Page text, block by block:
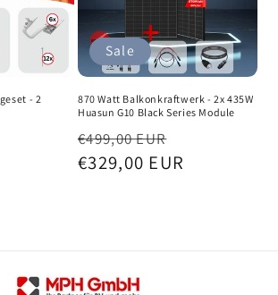
- 2
Verkaufspreis
Sale
870 Watt Balkonkraftwerk - 2x 435W
Huasun G10 Black Series Module
Normaler
Preis
€499,00 EUR
€329,00 EUR